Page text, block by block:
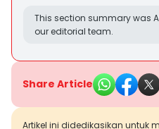
This section summary was
our editorial team.
Share Article
Artikel ini didedikasikan untuk